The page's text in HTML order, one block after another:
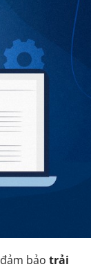
bảo trải